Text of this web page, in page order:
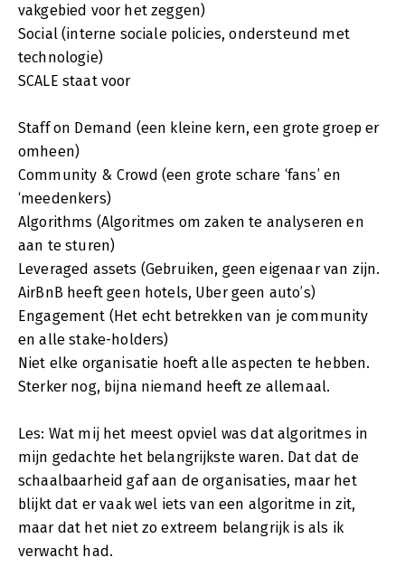
vakgebied voor het zeggen)
Social (interne sociale policies, ondersteund met
technologie)
SCALE staat voor
Staff on Demand (een kleine kern, een grote groep er
omheen)
Community & Crowd (een grote schare ‘fans’ en
‘meedenkers)
Algorithms (Algoritmes om zaken te analyseren en
aan te sturen)
Leveraged assets (Gebruiken, geen eigenaar van zijn.
AirBnB heeft geen hotels, Uber geen auto’s)
Engagement (Het echt betrekken van je community
en alle stake-holders)
Niet elke organisatie hoeft alle aspecten te hebben.
Sterker nog, bijna niemand heeft ze allemaal.
Les: Wat mij het meest opviel was dat algoritmes in
mijn gedachte het belangrijkste waren. Dat dat de
schaalbaarheid gaf aan de organisaties, maar het
blijkt dat er vaak wel iets van een algoritme in zit,
maar dat het niet zo extreem belangrijk is als ik
verwacht had.